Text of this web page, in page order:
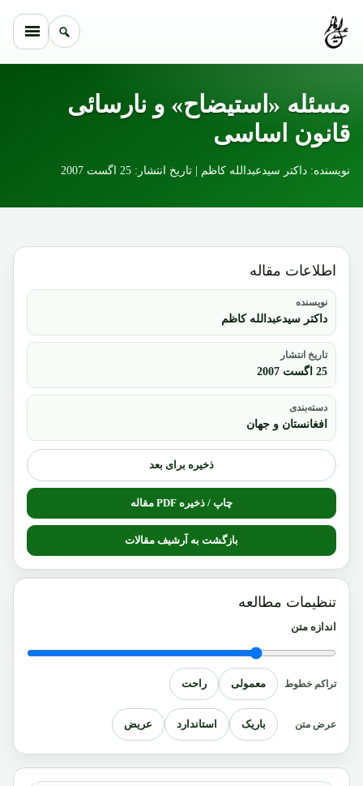
مسئله «استیضاح» و نارسائی
قانون اساسی
نویسنده: داکتر سیدعبدالله کاظم | تاریخ انتشار: 25 اگست 2007
اطلاعات مقاله
نویسنده
داکتر سیدعبدالله کاظم
تاریخ انتشار
25 اگست 2007
دسته‌بندی
افغانستان و جهان
ذخیره برای بعد
چاپ / ذخیره PDF مقاله
بازگشت به آرشیف مقالات
تنظیمات مطالعه
اندازه متن
تراکم خطوط معمولی راحت
عرض متن باریک استاندارد عریض